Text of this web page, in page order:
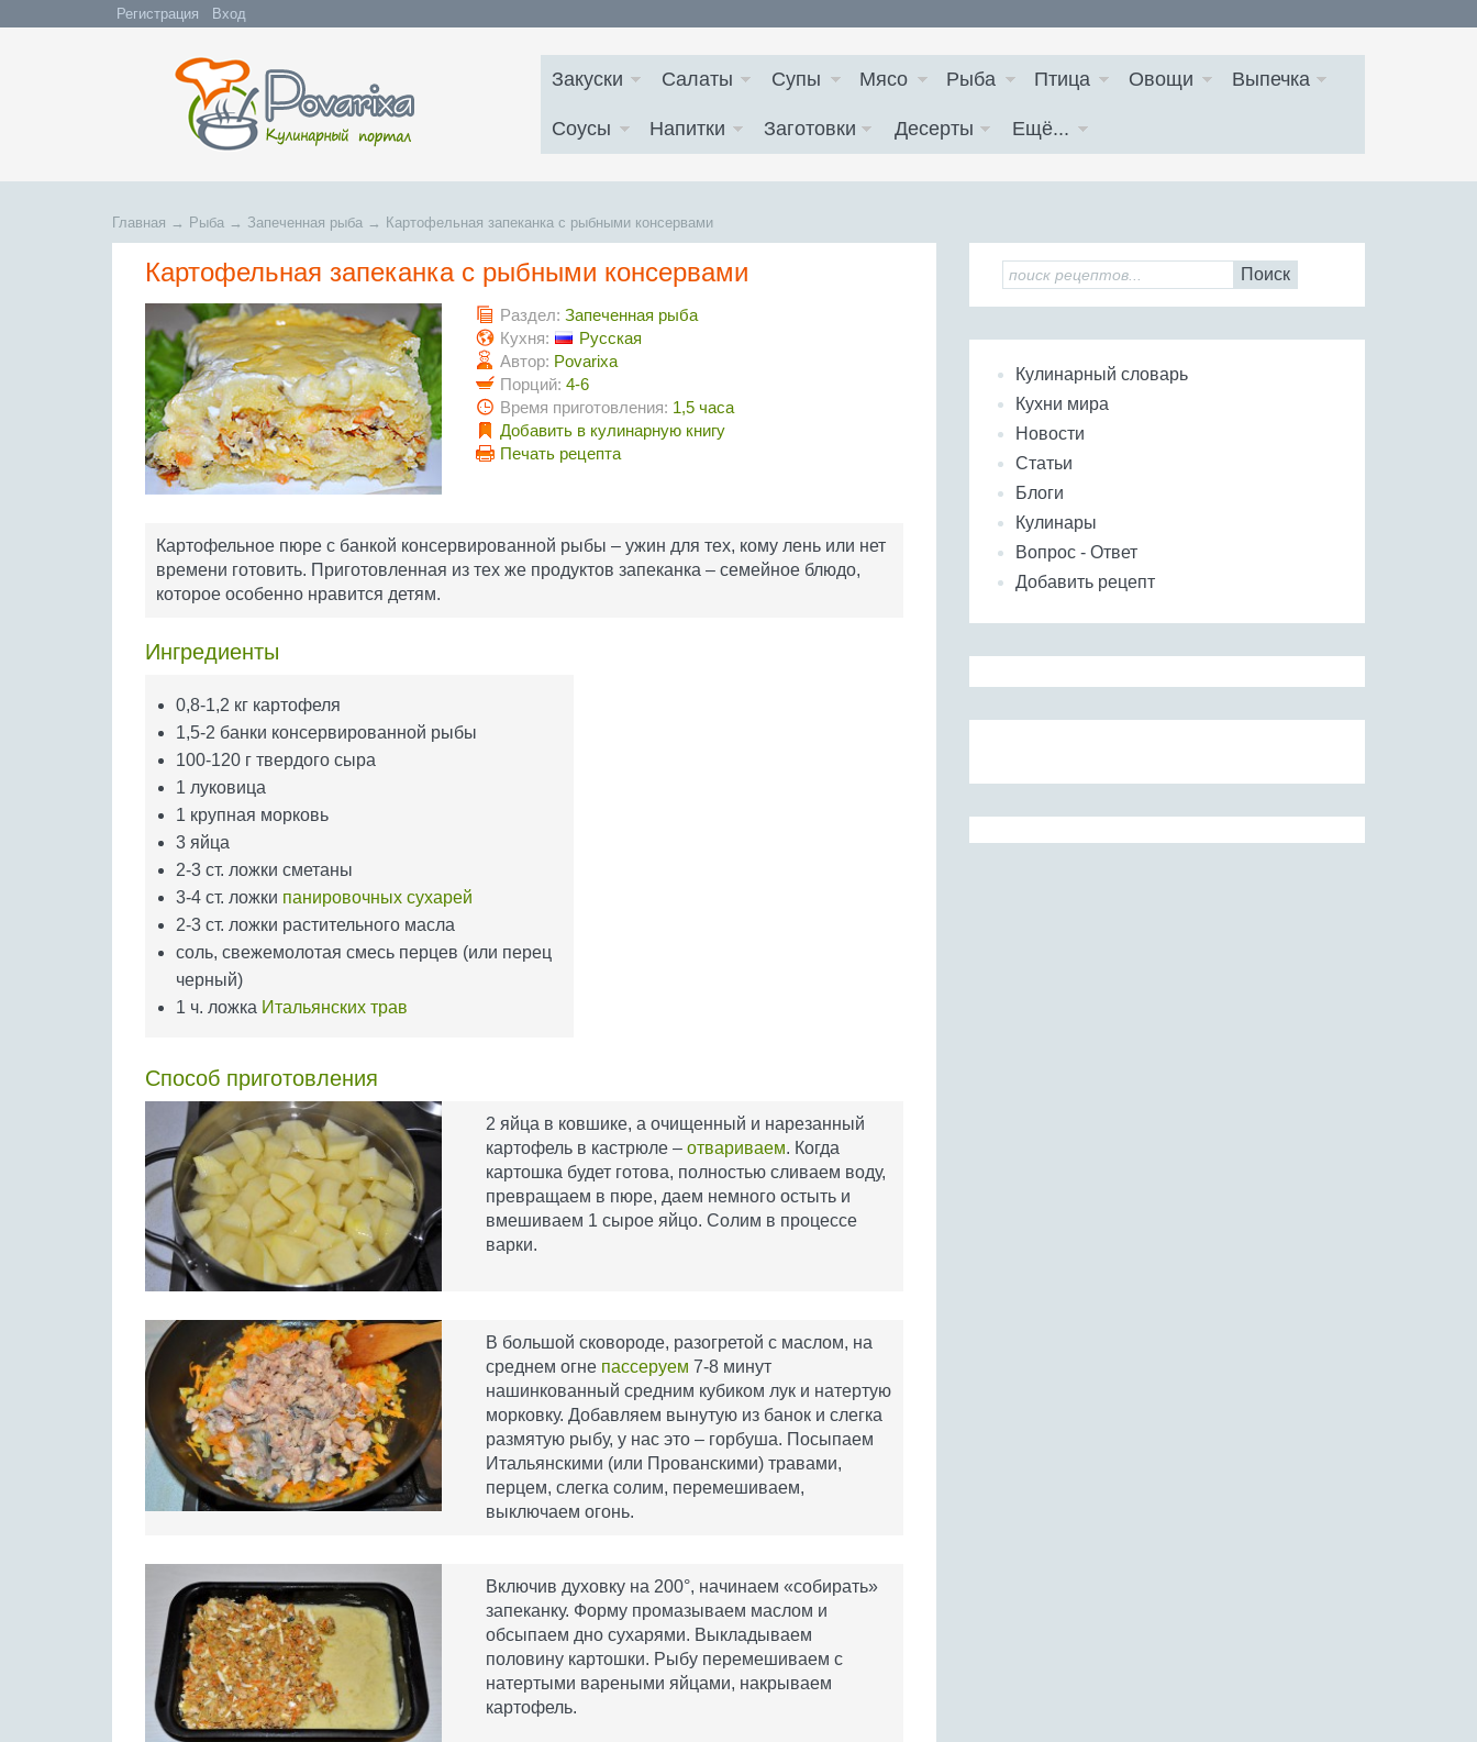
Регистрация Вход
Закуски Салаты Супы Мясо Рыба Птица Овощи Выпечка
Соусы Напитки Заготовки Десерты Ещё...
Главная → Рыба → Запеченная рыба → Картофельная запеканка с рыбными консервами
Картофельная запеканка с рыбными консервами
Раздел: Запеченная рыба
Кухня:
Русская
Автор: Povarixa
Порций: 4-6
Время приготовления: 1,5 часа
Добавить в кулинарную книгу
Печать рецепта
Картофельное пюре с банкой консервированной рыбы – ужин для тех, кому лень или нет
времени готовить. Приготовленная из тех же продуктов запеканка – семейное блюдо,
которое особенно нравится детям.
Ингредиенты
0,8-1,2 кг картофеля
1,5-2 банки консервированной рыбы
100-120 г твердого сыра
1 луковица
1 крупная морковь
3 яйца
2-3 ст. ложки сметаны
3-4 ст. ложки панировочных сухарей
2-3 ст. ложки растительного масла
соль, свежемолотая смесь перцев (или перец
черный)
1 ч. ложка Итальянских трав
Способ приготовления
2 яйца в ковшике, а очищенный и нарезанный
картофель в кастрюле – отвариваем. Когда
картошка будет готова, полностью сливаем воду,
превращаем в пюре, даем немного остыть и
вмешиваем 1 сырое яйцо. Солим в процессе
варки.
В большой сковороде, разогретой с маслом, на
среднем огне пассеруем 7-8 минут
нашинкованный средним кубиком лук и натертую
морковку. Добавляем вынутую из банок и слегка
размятую рыбу, у нас это – горбуша. Посыпаем
Итальянскими (или Прованскими) травами,
перцем, слегка солим, перемешиваем,
выключаем огонь.
Включив духовку на 200°, начинаем «собирать»
запеканку. Форму промазываем маслом и
обсыпаем дно сухарями. Выкладываем
половину картошки. Рыбу перемешиваем с
натертыми вареными яйцами, накрываем
картофель.
Поиск
Кулинарный словарь
Кухни мира
Новости
Статьи
Блоги
Кулинары
Вопрос - Ответ
Добавить рецепт